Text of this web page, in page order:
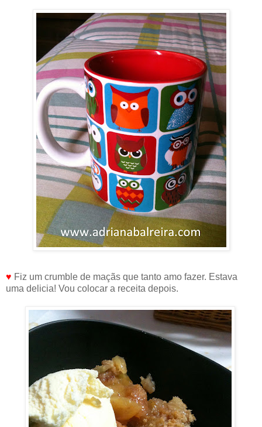
♥ Fiz um crumble de maçãs que tanto amo fazer. Estava
uma delicia! Vou colocar a receita depois.